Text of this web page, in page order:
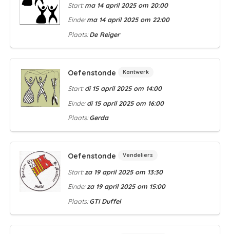
Start:ma 14 april 2025 om 20:00
Einde:ma 14 april 2025 om 22:00
Plaats:De Reiger
Oefenstonde Kantwerk
Start:di 15 april 2025 om 14:00
Einde:di 15 april 2025 om 16:00
Plaats:Gerda
Oefenstonde Vendeliers
Start:za 19 april 2025 om 13:30
Einde:za 19 april 2025 om 15:00
Plaats:GTI Duffel